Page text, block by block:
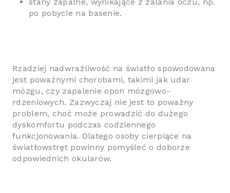
po pobycie na basenie.
Rzadziej nadwrażliwość na światło spowodowana
jest poważnymi chorobami, takimi jak udar
mózgu, czy zapalenie opon mózgowo-
rdzeniowych. Zazwyczaj nie jest to poważny
problem, choć może prowadzić do dużego
dyskomfortu podczas codziennego
funkcjonowania. Dlatego osoby cierpiące na
światłowstręt powinny pomyśleć o doborze
odpowiednich okularów.